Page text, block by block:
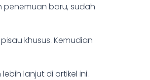
penemuan baru, sudah
khusus. Kemudian
lanjut di artikel ini.